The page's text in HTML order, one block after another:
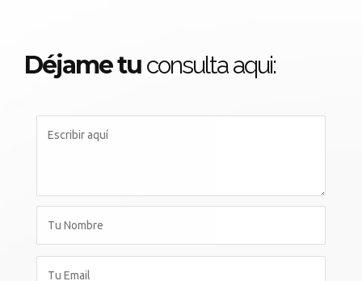
Déjame tu consulta aqui: